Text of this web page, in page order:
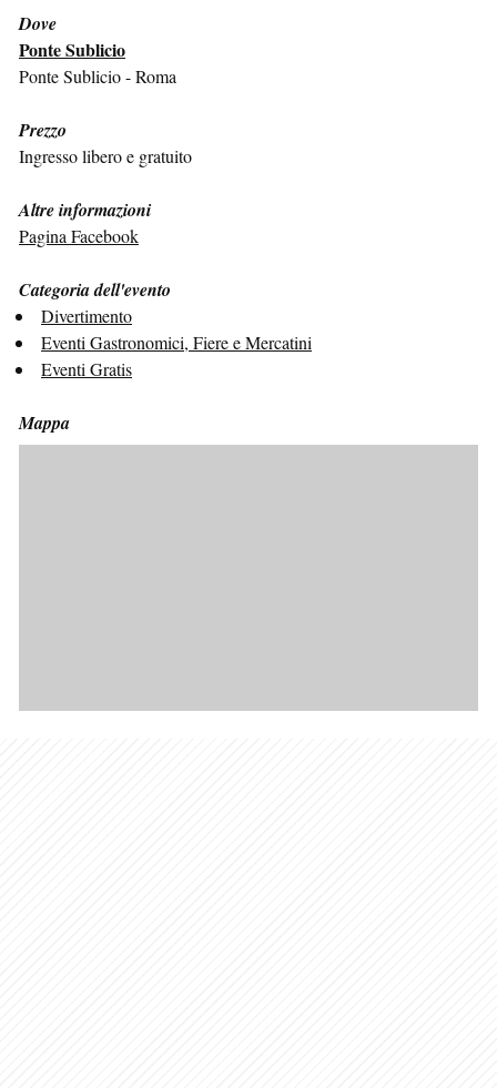
Dove
Ponte Sublicio
Ponte Sublicio - Roma
Prezzo
Ingresso libero e gratuito
Altre informazioni
Pagina Facebook
Categoria dell'evento
Divertimento
Eventi Gastronomici, Fiere e Mercatini
Eventi Gratis
Mappa